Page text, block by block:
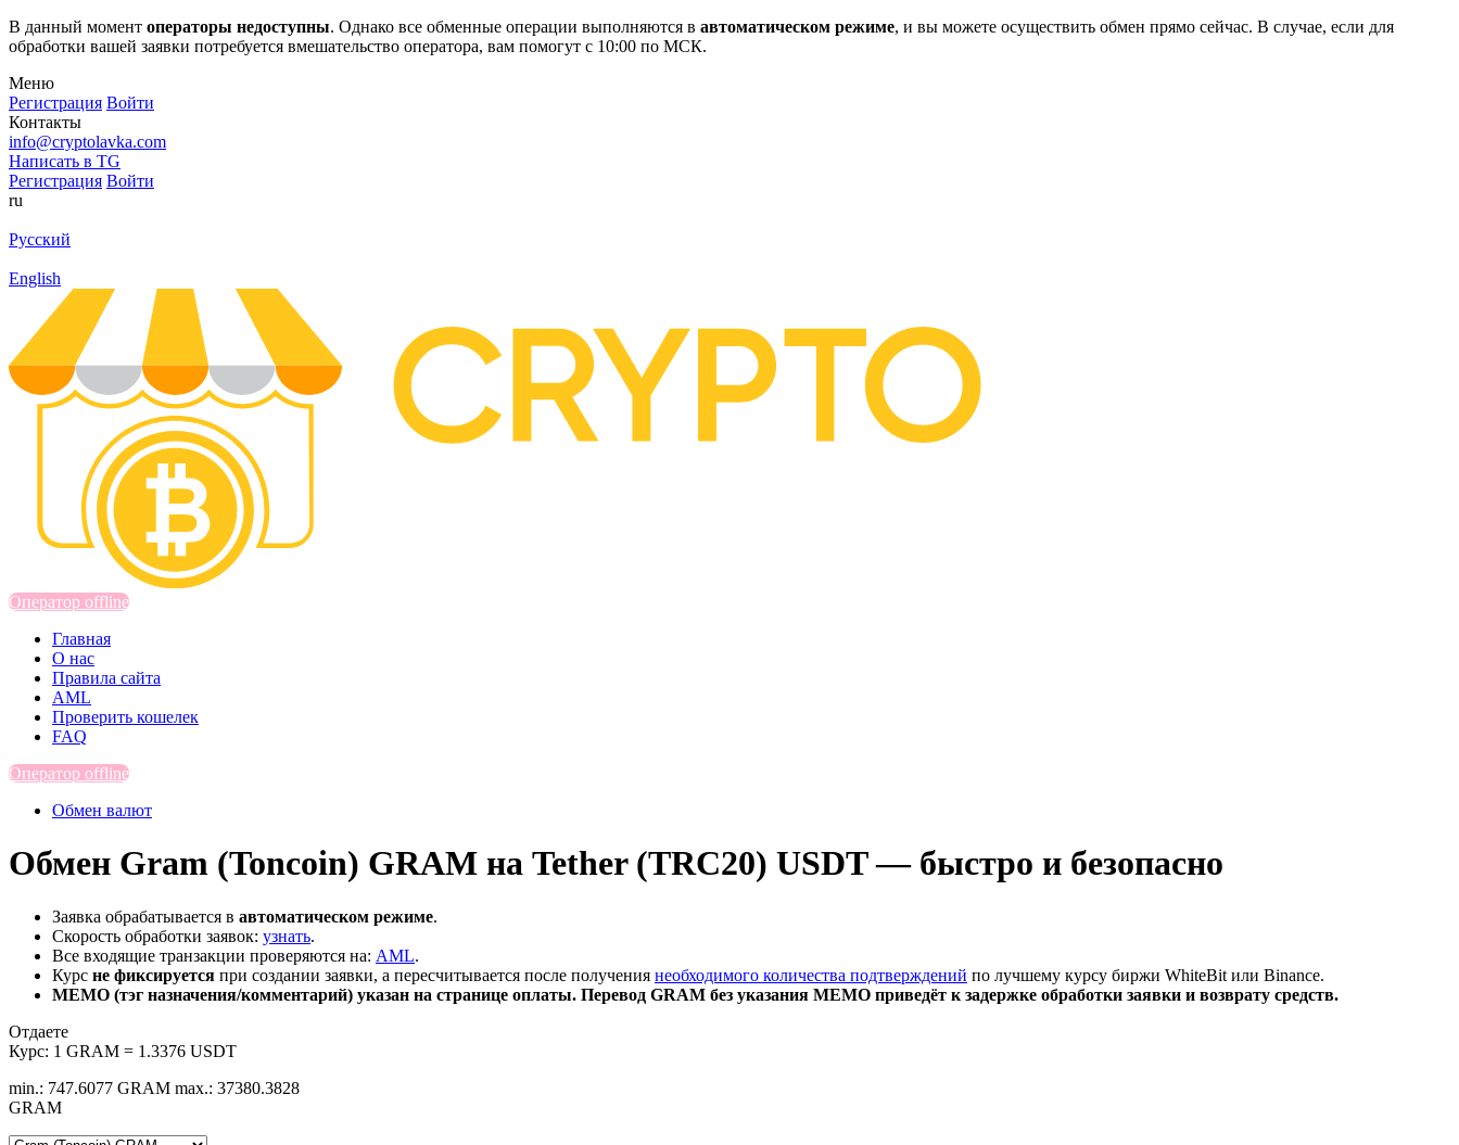
В данный момент операторы недоступны. Однако все обменные операции выполняются в автоматическом режиме, и вы можете осуществить обмен прямо сейчас. В случае, если для
обработки вашей заявки потребуется вмешательство оператора, вам помогут с 10:00 по МСК.
Меню
Регистрация Войти
Контакты
info@cryptolavka.com
Написать в TG
Регистрация Войти
ru
Русский
English
Оператор offline
Главная
О нас
Правила сайта
AML
Проверить кошелек
FAQ
Оператор offline
Обмен валют
Обмен Gram (Toncoin) GRAM на Tether (TRC20) USDT — быстро и безопасно
Заявка обрабатывается в автоматическом режиме.
Скорость обработки заявок: узнать.
Все входящие транзакции проверяются на: AML.
Курс не фиксируется при создании заявки, а пересчитывается после получения необходимого количества подтверждений по лучшему курсу биржи WhiteBit или Binance.
MEMO (тэг назначения/комментарий) указан на странице оплаты. Перевод GRAM без указания MEMO приведёт к задержке обработки заявки и возврату средств.
Отдаете
Курс: 1 GRAM = 1.3376 USDT
min.: 747.6077 GRAM max.: 37380.3828
GRAM